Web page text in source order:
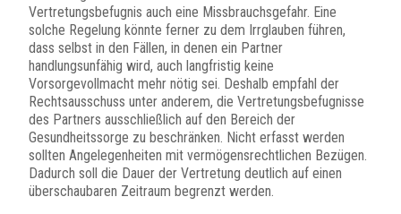
Vertretungsbefugnis auch eine Missbrauchsgefahr. Eine
solche Regelung könnte ferner zu dem Irrglauben führen,
dass selbst in den Fällen, in denen ein Partner
handlungsunfähig wird, auch langfristig keine
Vorsorgevollmacht mehr nötig sei. Deshalb empfahl der
Rechtsausschuss unter anderem, die Vertretungsbefugnisse
des Partners ausschließlich auf den Bereich der
Gesundheitssorge zu beschränken. Nicht erfasst werden
sollten Angelegenheiten mit vermögensrechtlichen Bezügen.
Dadurch soll die Dauer der Vertretung deutlich auf einen
überschaubaren Zeitraum begrenzt werden.